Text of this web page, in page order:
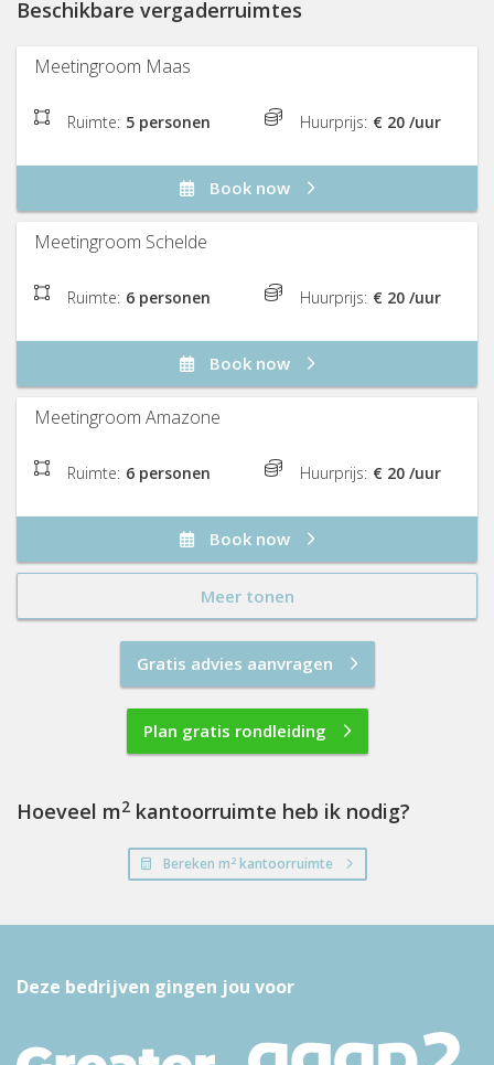
Beschikbare vergaderruimtes
Meetingroom Maas
Ruimte: 5 personen Huurprijs: € 20 /uur
Book now
Meetingroom Schelde
Ruimte: 6 personen Huurprijs: € 20 /uur
Book now
Meetingroom Amazone
Ruimte: 6 personen Huurprijs: € 20 /uur
Book now
Meer tonen
Gratis advies aanvragen
Plan gratis rondleiding
Hoeveel m2 kantoorruimte heb ik nodig?
Bereken m2kantoorruimte
Deze bedrijven gingen jou voor